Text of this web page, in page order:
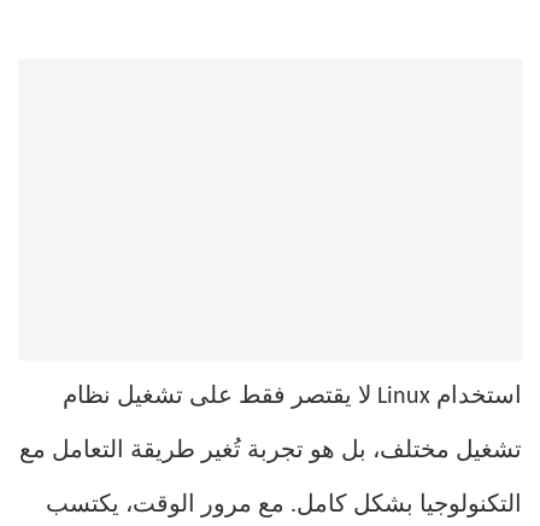
استخدام Linux لا يقتصر فقط على تشغيل نظام
تشغيل مختلف، بل هو تجربة تُغير طريقة التعامل مع
التكنولوجيا بشكل كامل. مع مرور الوقت، يكتسب